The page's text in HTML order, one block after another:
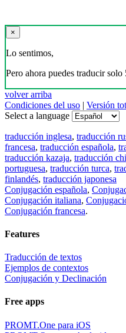
×
Lo sentimos,
Pero ahora puedes traducir solo
volver arriba
Condiciones del uso | Versión
Select a language
traducción inglesa, traducción
francesa, traducción española,
traducción kazaja, traducción
portuguesa, traducción turca,
finlandés, traducción japonesa
Conjugación española,
Conjugación italiana,
Conjugación francesa.
Features
Traducción de textos
Ejemplos de contextos
Conjugación y Declinación
Free apps
PROMT.One para iOS